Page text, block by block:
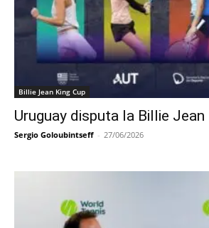
Billie Jean King Cup
Uruguay disputa la Billie Jean
Sergio Goloubintseff - 27/06/2026